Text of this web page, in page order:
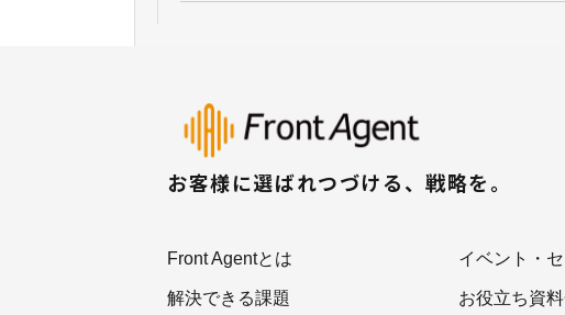
お客様に選ばれつづける、戦略を。
Front Agentとは
解決できる課題
イベント・
お役立ち資